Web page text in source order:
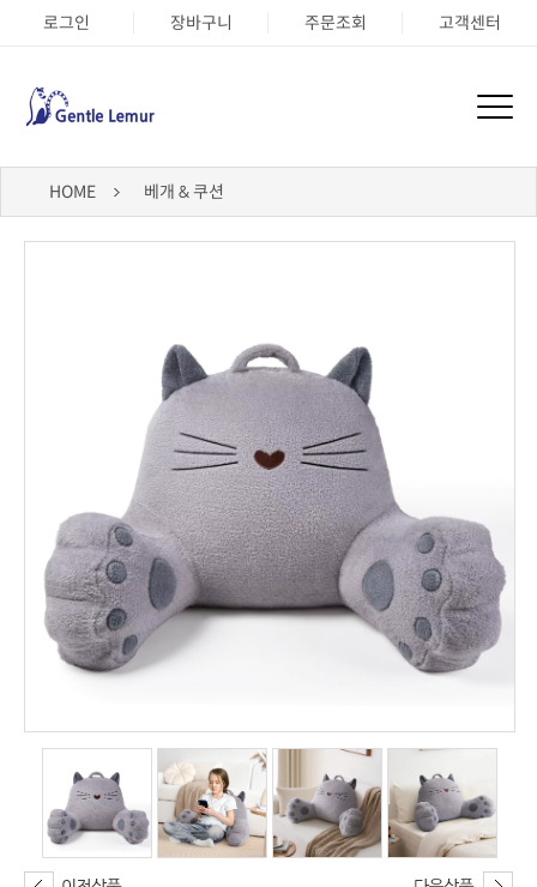
로그인 장바구니 주문조회 고객센터
HOME 베개 & 쿠션